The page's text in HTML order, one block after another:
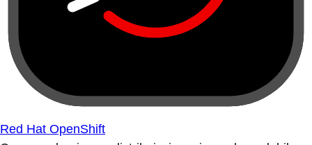
Red Hat OpenShift